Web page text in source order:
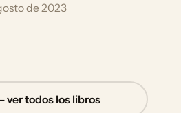
de 2023
ver todos los libros